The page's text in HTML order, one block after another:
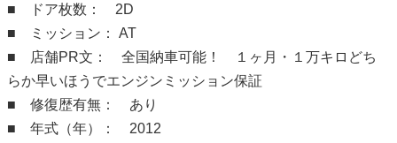
■ ドア枚数： 2D
■ ミッション： AT
■ 店舗PR文： 全国納車可能！ １ヶ月・１万キロどち
らか早いほうでエンジンミッション保証
■ 修復歴有無： あり
■ 年式（年）： 2012